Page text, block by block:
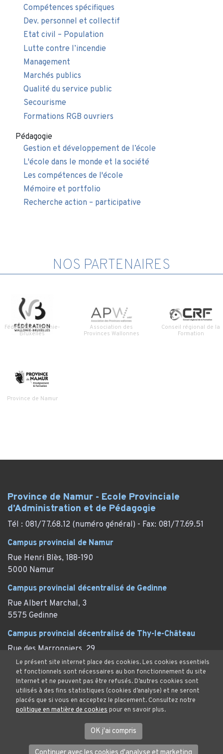
Compétences spécifiques
Dev. personnel et collectif
Etat civil – Population
Lutte contre l’incendie
Management
Marchés publics
Qualité du service public
Secourisme
Formations RGB ouvriers
Pédagogie
Gestion et développement de l’école
L'école dans le monde et la société
Les compétences de l'école
Mémoire et portfolio
Recherche action – participative
NOS PARTENAIRES
Fédération Wallonie-
Bruxelles
Association des
Provinces Wallonnes
Conseil régional de la
Formation
Province de Namur
Province de Namur - Ecole Provinciale
d’Administration et de Pédagogie
Tél : 081/77.68.12 (numéro général) - Fax: 081/77.69.51
Campus provincial de Namur
Rue Henri Blès, 188-190
5000 Namur
Campus provincial décentralisé de Gedinne
Rue Albert Marchal, 3
5575 Gedinne
Campus provincial décentralisé de Thy-le-Château
Rue des Marronniers, 29
Thy-le-Château (Walcourt)
Mentions Légales
© Province de Namur. Tous droits réservés.
Le présent site internet place des cookies. Les cookies essentiels
et fonctionnels sont nécessaires au bon fonctionnement du site
Internet et ne peuvent pas être refusés. D’autres cookies sont
utilisés à des fins statistiques (cookies d’analyse) et ne seront
placés que si vous en acceptez le placement. Consultez notre
politique en matière de cookiespour en savoir plus.
OK j'ai compris